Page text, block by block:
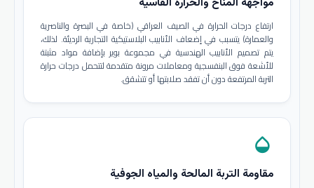
ارتفاع درجات الحرارة في الصيف العراقي (خاصة في البصرة والناصرية
والعمارة) يتسبب في إضعاف الأنابيب البلاستيكية التجارية الرديئة. لذلك،
يتم تصميم الأنابيب الهندسية في مجموعة بوير بإضافة مواد مثبتة
للأشعة فوق البنفسجية ومعاملات مرونة متقدمة لتتحمل درجات حرارة
التربة المرتفعة دون أن تفقد صلابتها أو تتشقق.
opacity
مقاومة التربة المالحة والمياه الجوفية